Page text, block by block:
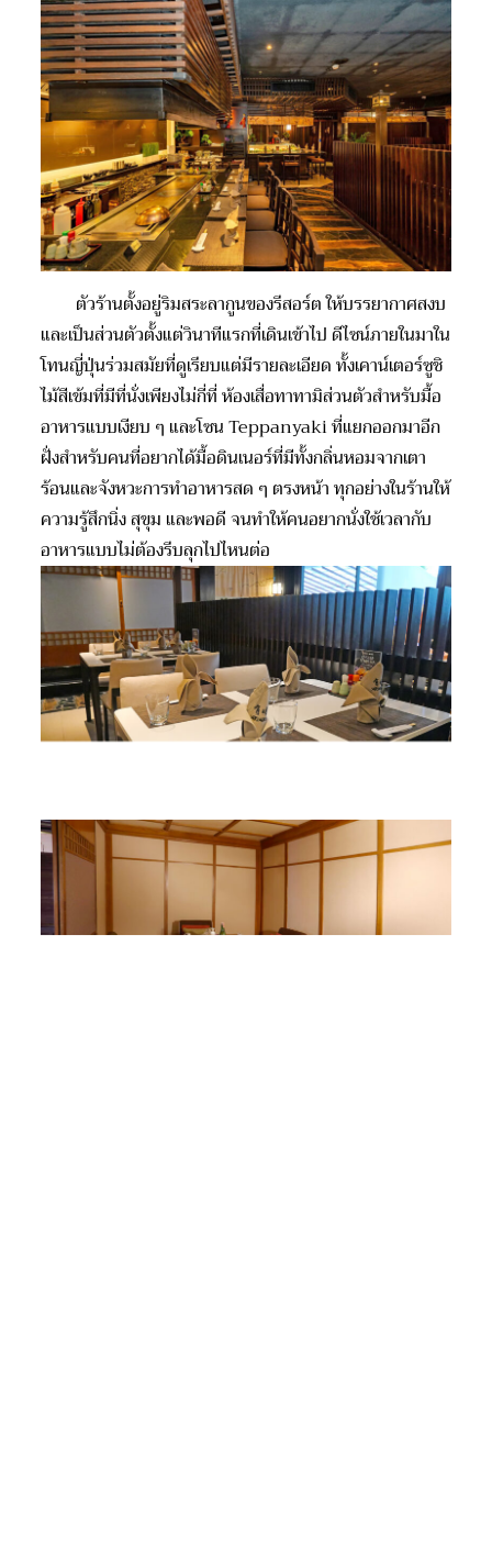
ตัวร้านตั้งอยู่ริมสระลากูนของรีสอร์ตให้บรรยากาศสงบ
และเป็นส่วนตัวตั้งแต่วินาทีแรกที่เดินเข้าไป ดีไซน์ภายในมาใน
โทนญี่ปุ่นร่วมสมัยที่ดูเรียบแต่มีรายละเอียด ทั้งเคาน์เตอร์ซูชิ
ไม้สีเข้มที่มีที่นั่งเพียงไม่กี่ที่ ห้องเสื่อทาทามิส่วนตัวสำหรับมื้อ
อาหารแบบเงียบ ๆ และโซนTeppanyakiที่แยกออกมาอีก
ฝั่งสำหรับคนที่อยากได้มื้อดินเนอร์ที่มีทั้งกลิ่นหอมจากเตา
ร้อนและจังหวะการทำอาหารสด ๆ ตรงหน้า ทุกอย่างในร้านให้
ความรู้สึกนิ่ง สุขุม และพอดี จนทำให้คนอยากนั่งใช้เวลากับ
อาหารแบบไม่ต้องรีบลุกไปไหนต่อ